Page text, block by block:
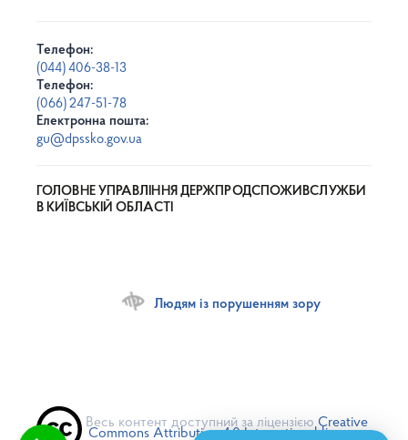
Телефон:
(044) 406-38-13
Телефон:
(066) 247-51-78
Електронна пошта:
gu@dpssko.gov.ua
ГОЛОВНЕ УПРАВЛІННЯ ДЕРЖПРОДСПОЖИВСЛУЖБИ
В КИЇВСЬКІЙ ОБЛАСТІ
Людям із порушенням зору
Весь контент доступний за ліцензієюCreative
Commons Attribution 4.0 International license,